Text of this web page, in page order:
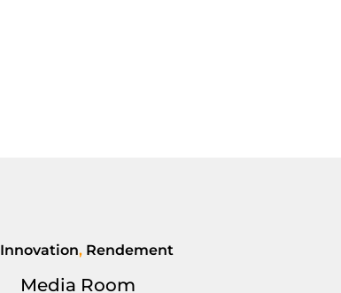
Innovation, Rendement
Media Room